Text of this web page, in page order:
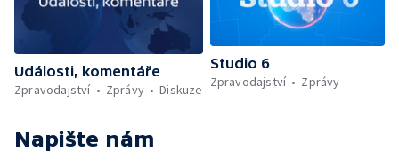
Události, komentáře
Zpravodajství
Zprávy Diskuze
Studio 6
Zpravodajství
Zprávy
Napište nám